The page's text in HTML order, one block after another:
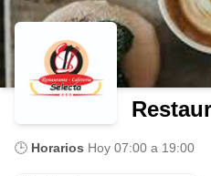
🕒 Horarios Hoy 07:00 a 19:00